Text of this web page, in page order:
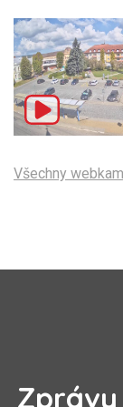
Všechny
Zprávy